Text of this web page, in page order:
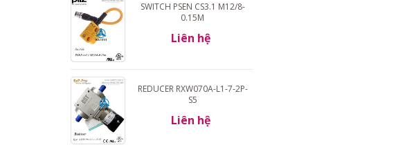
SWITCH PSEN CS3.1 M12/8-
0.15M
Liên hệ
REDUCER RXW070A-L1-7-2P-
S5
Liên hệ